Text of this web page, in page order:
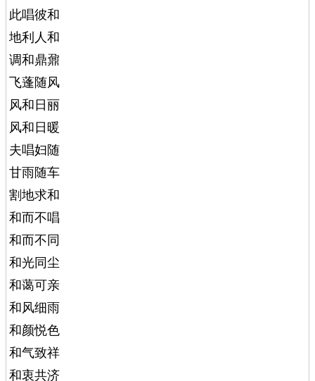
此唱彼和
地利人和
调和鼎鼐
飞蓬随风
风和日丽
风和日暖
夫唱妇随
甘雨随车
割地求和
和而不唱
和而不同
和光同尘
和蔼可亲
和风细雨
和颜悦色
和气致祥
和衷共济